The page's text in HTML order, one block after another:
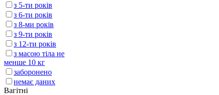
з 5-ти років
з 6-ти років
з 8-ми років
з 9-ти років
з 12-ти років
з масою тіла не
менше 10 кг
заборонено
немає даних
Вагітні